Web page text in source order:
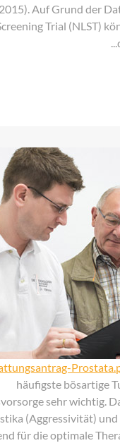
Auf Grund der
Trial (NLST)
häufigste bösartige
sehr wichtig.
(Aggressivität)
für die optimale